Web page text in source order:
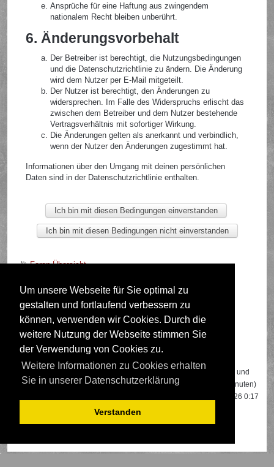
Um unsere Webseite für Sie optimal zu
gestalten und fortlaufend verbessern zu
können, verwenden wir Cookies. Durch die
weitere Nutzung der Webseite stimmen Sie
der Verwendung von Cookies zu.
Weitere Informationen zu Cookies erhalten
Sie in unserer Datenschutzerklärung
Verstanden
Ansprüche für eine Haftung aus zwingendem
nationalem Recht bleiben unberührt.
6. Änderungsvorbehalt
Der Betreiber ist berechtigt, die Nutzungsbedingungen
und die Datenschutzrichtlinie zu ändern. Die Änderung
wird dem Nutzer per E-Mail mitgeteilt.
Der Nutzer ist berechtigt, den Änderungen zu
widersprechen. Im Falle des Widerspruchs erlischt das
zwischen dem Betreiber und dem Nutzer bestehende
Vertragsverhältnis mit sofortiger Wirkung.
Die Änderungen gelten als anerkannt und verbindlich,
wenn der Nutzer den Änderungen zugestimmt hat.
Informationen über den Umgang mit deinen persönlichen
Daten sind in der Datenschutzrichtlinie enthalten.
Foren-Übersicht
Deutsche Übersetzung durchphpBB.de
Wer ist online?
Insgesamt sind575Besucher online: 2 registrierte, 0 unsichtbare und
573 Gäste (basierend auf den aktiven Besuchern der letzten 5 Minuten)
Besuchern, die am 13.04.2026 0:17
gleichzeitig online waren.